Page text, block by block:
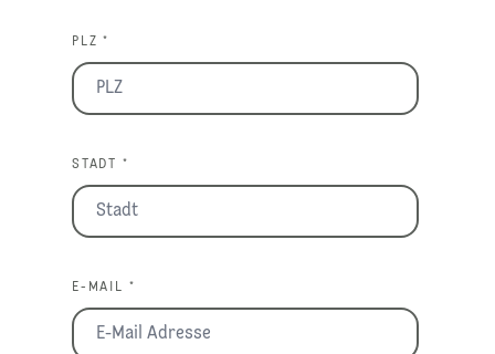
PLZ *
STADT *
E-MAIL *